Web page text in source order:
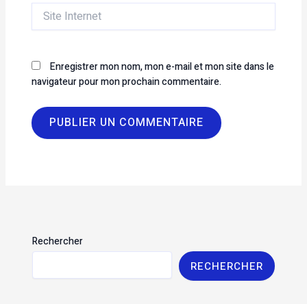
Site
Internet
Enregistrer mon nom, mon e-mail et mon site dans le
navigateur pour mon prochain commentaire.
Rechercher
RECHERCHER